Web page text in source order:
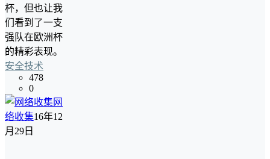
杯，但也让我
们看到了一支
强队在欧洲杯
的精彩表现。
安全技术
478
0
网
络收集16年12
月29日